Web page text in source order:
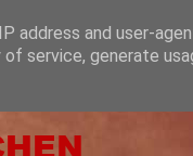
address and user-
service, generate